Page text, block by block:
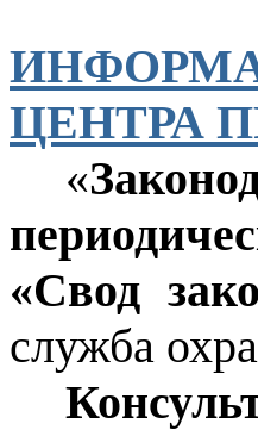
ЦЕНТРА
«
«Свод
служба